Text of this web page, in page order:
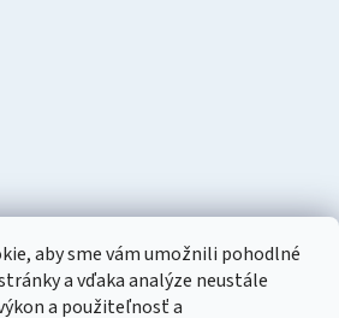
aby sme vám umožnili pohodlné
a vďaka analýze neustále
a použiteľnosť a